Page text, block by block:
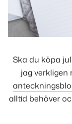
Ska du köpa
jag verkligen
alltid behöver